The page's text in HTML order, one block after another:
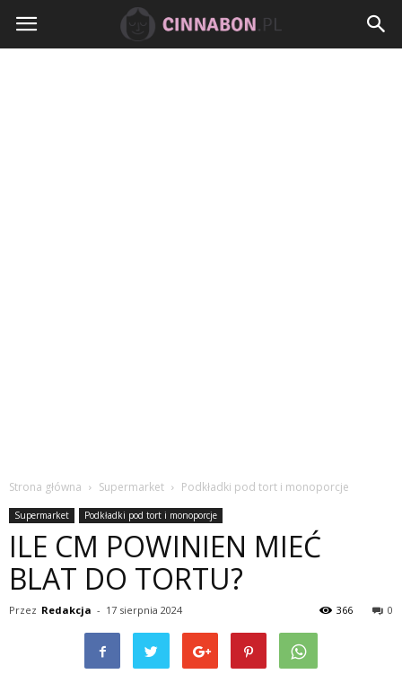
Cinnabon.pl
Strona główna Supermarket Podkładki pod tort i monoporcje
Supermarket Podkładki pod tort i monoporcje
ILE CM POWINIEN MIEĆ
BLAT DO TORTU?
Przez Redakcja - 17 sierpnia 2024 0
366